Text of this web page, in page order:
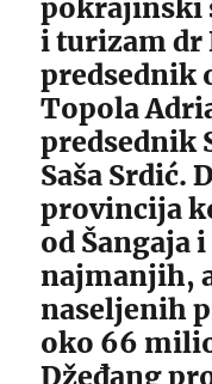
pokrajinski
i turizam dr
predsednik
Topola
predsednik
Saša Srdić.
provincija
od Šangaja
najmanjih,
naseljenih
oko 66
Džeđang